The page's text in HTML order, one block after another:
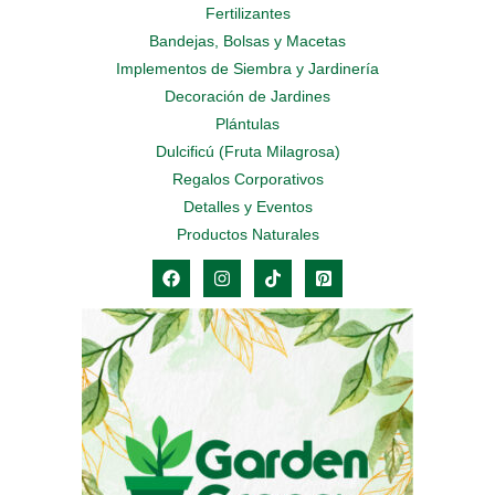
Fertilizantes
Bandejas, Bolsas y Macetas
Implementos de Siembra y Jardinería
Decoración de Jardines
Plántulas
Dulcificú (Fruta Milagrosa)
Regalos Corporativos
Detalles y Eventos
Productos Naturales